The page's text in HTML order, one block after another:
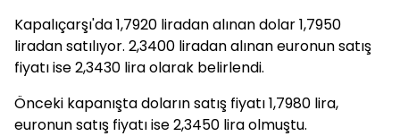
Kapalıçarşı'da 1,7920 liradan alınan dolar 1,7950
liradan satılıyor. 2,3400 liradan alınan euronun satış
fiyatı ise 2,3430 lira olarak belirlendi.
Önceki kapanışta doların satış fiyatı 1,7980 lira,
euronun satış fiyatı ise 2,3450 lira olmuştu.